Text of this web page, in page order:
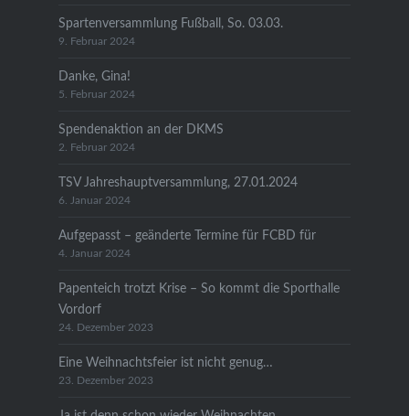
Spartenversammlung Fußball, So. 03.03.
9. Februar 2024
Danke, Gina!
5. Februar 2024
Spendenaktion an der DKMS
2. Februar 2024
TSV Jahreshauptversammlung, 27.01.2024
6. Januar 2024
Aufgepasst – geänderte Termine für FCBD für
4. Januar 2024
Papenteich trotzt Krise – So kommt die Sporthalle
Vordorf
24. Dezember 2023
Eine Weihnachtsfeier ist nicht genug…
23. Dezember 2023